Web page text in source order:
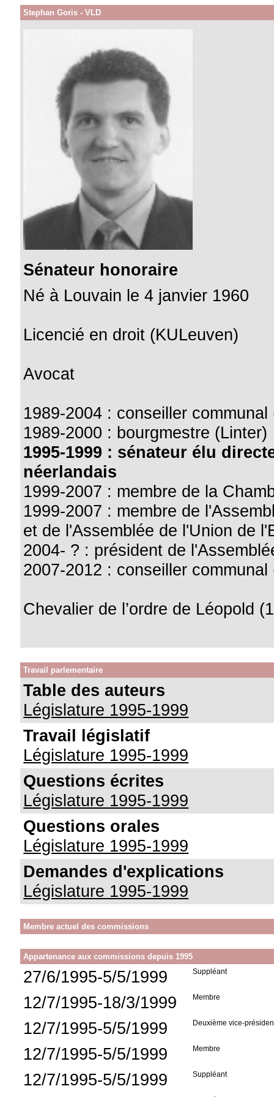
Stephan Goris - VLD
Sénateur honoraire
Né à Louvain le 4 janvier 1960
Licencié en droit (KULeuven)
Avocat
1989-2004 : conseiller communal
1989-2000 : bourgmestre (Linter)
1995-1999 : sénateur élu
néerlandais
1999-2007 : membre de la
1999-2007 : membre de
et de l'Assemblée de l'Union de
2004- ? : président de
2007-2012 : conseiller communal
Chevalier de l’ordre de Léopold
Travail parlementaire
Table des auteurs
Législature 1995-1999
Travail législatif
Législature 1995-1999
Questions écrites
Législature 1995-1999
Questions orales
Législature 1995-1999
Demandes d'explications
Législature 1995-1999
Membre actuel des commissions
Appartenance aux commissions depuis 1995
27/6/1995-5/5/1999 Suppléant
12/7/1995-18/3/1999 Membre
12/7/1995-5/5/1999 Deuxième vice-
12/7/1995-5/5/1999 Membre
12/7/1995-5/5/1999 Suppléant